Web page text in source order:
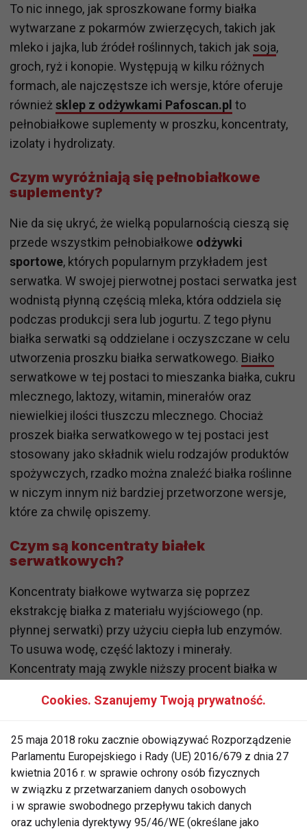
To nic innego, jak sproszkowane formy białka
wytwarzane z pokarmów zwierzęcych, takich jak
mleko i jajka, lub źródeł roślinnych, takich jak soja,
groch, ryż i konopie. Występują w kilku różnych
formach, ale najczęstsze ich wersje, które oferuje
również sklep z odżywkami Pafoscan.pl to
pełnobiałkowe suplementy w proszku, koncentraty,
izolaty i hydrolizaty.
Czym wyróżniają się pełnobiałkowe
suplementy?
Nie da się ukryć, że wielką popularnością cieszą się
przede wszystkim pełnobiałkowe odżywki
sportowe, których popularnym przykładem jest
serwatka. W swojej pierwotnej postaci serwatka jest
wodnistą płynną częścią mleka, która oddziela się
podczas produkcji sera lub jogurtu. Z tego płynu
białka serwatki są oddzielane i oczyszczane w celu
utworzenia proszku białka serwatkowego. Białko
serwatkowe w tej postaci to mieszanka białka, cukru
mlecznego, laktozy, witamin, minerałów oraz
niewielkiej ilości tłuszczu mlecznego. Chociaż
proszek białka serwatkowego w tej postaci jest
stosowany jako składnik wielu rodzajów produktów
spożywczych, rzadko można znaleźć białka roślinne
w niczym innym niż bardziej przetworzone wersje,
które za chwilę opiszemy.
Czym są koncentraty białek
serwatkowych?
Koncentraty białkowe wytwarza się poprzez
ekstrakcję białka z materiału wyjściowego (np.
płynnej serwatki) przy użyciu ciepła lub enzymów.
To usuwa wodę, część laktozy i minerały.
Koncentraty mają zwykle niższy procent białka w
trochę węglowodanów i tłuszczu, ale idealnie się
domui chcących cieszyć się jak najlepsząmasą
mięśniową.
Co wyróżnia izolaty białka
serwatkowego?
Cookies. Szanujemy Twoją prywatność.
25 maja 2018 roku zacznie obowiązywać Rozporządzenie
Parlamentu Europejskiego i Rady (UE) 2016/679 z dnia 27
kwietnia 2016 r. w sprawie ochrony osób fizycznych
w związku z przetwarzaniem danych osobowych
i w sprawie swobodnego przepływu takich danych
oraz uchylenia dyrektywy 95/46/WE (określane jako